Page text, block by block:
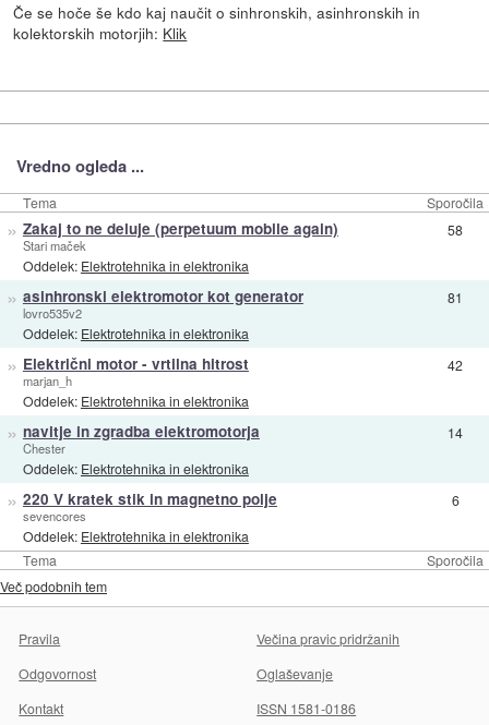
Če se hoče še kdo kaj naučit o sinhronskih, asinhronskih in
kolektorskih motorjih: Klik
Vredno ogleda ...
Tema Sporočila
Tema Sporočila
» Zakaj to ne deluje (perpetuum mobile again)
Stari maček
Oddelek: Elektrotehnika in elektronika
58
» asinhronski elektromotor kot generator
lovro535v2
Oddelek: Elektrotehnika in elektronika
81
» Električni motor - vrtilna hitrost
marjan_h
Oddelek: Elektrotehnika in elektronika
42
» navitje in zgradba elektromotorja
Chester
Oddelek: Elektrotehnika in elektronika
14
» 220 V kratek stik in magnetno polje
sevencores
Oddelek: Elektrotehnika in elektronika
6
Več podobnih tem
Pravila
Večina pravic pridržanih
Odgovornost
Oglaševanje
Kontakt
ISSN 1581-0186